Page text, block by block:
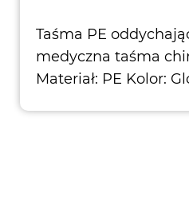
Taśma PE
medyczna taśma
Materiał: PE Kolor: